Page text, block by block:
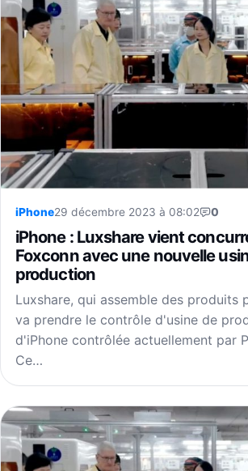
iPhone29 décembre 2023 à 08:02 0
iPhone : Luxshare vient
Foxconn avec une nouvelle
production
Luxshare, qui assemble des produits
va prendre le contrôle d'usine de
d'iPhone contrôlée actuellement par
Ce…